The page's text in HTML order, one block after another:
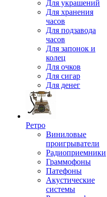
Для украшений
Для хранения
часов
Для подзавода
часов
Для запонок и
колец
Для очков
Для сигар
Для денег
Ретро
Виниловые
проигрыватели
Радиоприемники
Граммофоны
Патефоны
Акустические
системы